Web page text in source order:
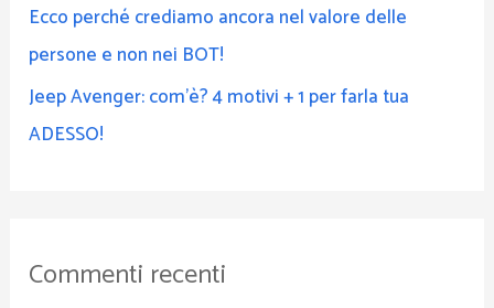
Ecco perché crediamo ancora nel valore delle
persone e non nei BOT!
Jeep Avenger: com’è? 4 motivi + 1 per farla tua
ADESSO!
Commenti recenti